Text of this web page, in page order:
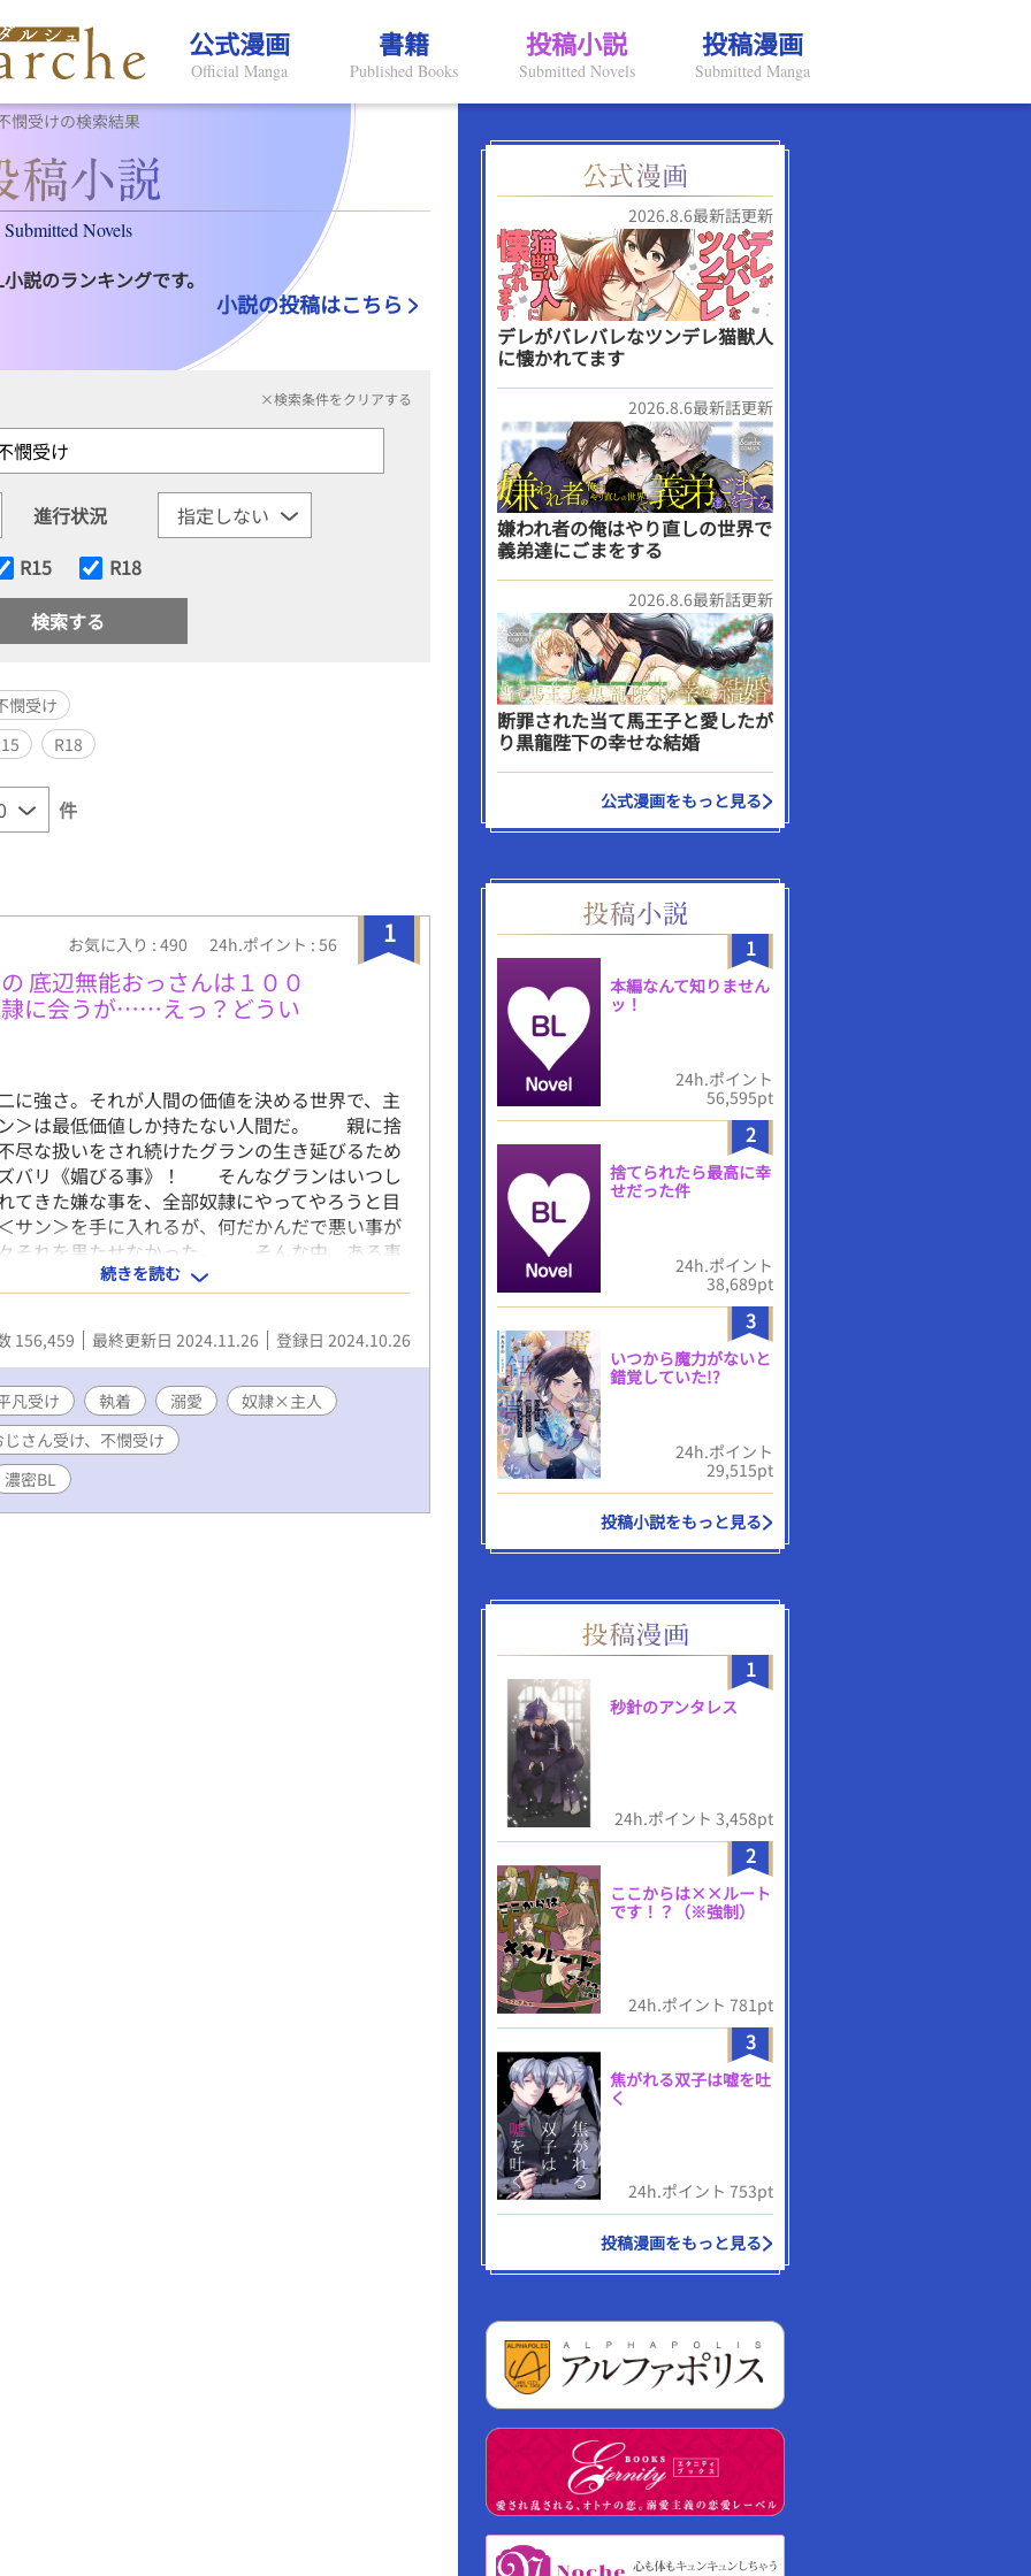
公式漫画
Official Manga
書籍
Published Books
投稿小説
Submitted Novels
投稿漫画
Submitted Manga
憫受けの検索結果
Submitted Novels
説のランキングです。
小説の投稿はこちら
×検索条件をクリアする
進行状況
R15
R18
憫受け
R18
件
1
お気に入り : 490 24h.ポイント : 56
底辺無能おっさんは１００
に会うが……えっ？どうい
に強さ。それが人間の価値を決める世界で、主
＞は最低価値しか持たない人間だ。 親に捨
尽な扱いをされ続けたグランの生き延びるため
バリ《媚びる事》！ そんなグランはいつし
てきた嫌な事を、全部奴隷にやってやろうと目
サン＞を手に入れるが、何だかんだで悪い事が
それを果たせなかった。 そんな中、ある事
１０００年後の未来にタイムスリップしたグラ
そこはたった一人の＜神王＞と呼ばれる人物が
している未来だった。────が……？ あ
いう事？？？ 【精神ぶっ壊れヤンデレ王
奴隷などの良くない設定や行動などなどダー
面が結構あるので、不快に感じてしまった方が
ません_○/|_ 土下座！
続きを読む
156,459 最終更新日 2024.11.26 登録日 2024.10.26
凡受け 執着 溺愛
奴隷×主人
じさん受け、不憫受け
濃密BL
2026.8.6最新話更新
デレがバレバレなツンデレ猫獣人
に懐かれてます
2026.8.6最新話更新
嫌われ者の俺はやり直しの世界で
義弟達にごまをする
2026.8.6最新話更新
断罪された当て馬王子と愛したが
り黒龍陛下の幸せな結婚
公式漫画をもっと見る
1
本編なんて知りません
ッ！
24h.ポイント
56,595pt
2
捨てられたら最高に幸
せだった件
24h.ポイント
38,689pt
3
いつから魔力がないと
錯覚していた!?
24h.ポイント
29,515pt
投稿小説をもっと見る
1
秒針のアンタレス
24h.ポイント 3,458pt
2
ここからは××ルート
です！？（※強制）
24h.ポイント 781pt
3
焦がれる双子は嘘を吐
く
24h.ポイント 753pt
投稿漫画をもっと見る